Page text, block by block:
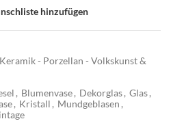
hinzufügen
- Porzellan - Volkskunst &
, Blumenvase, Dekorglas, Glas,
, Kristall , Mundgeblasen ,